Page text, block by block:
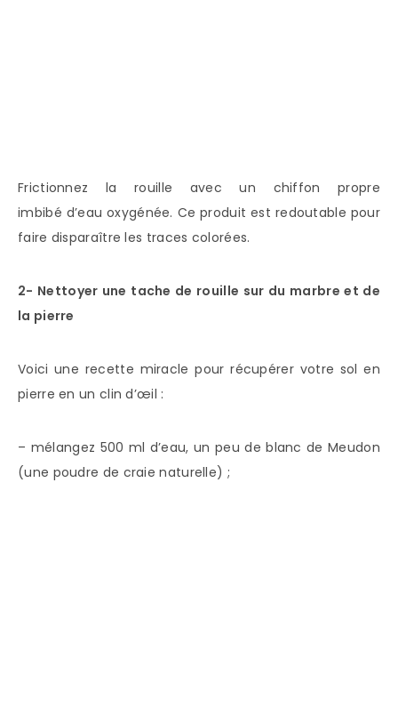
Frictionnez la rouille avec un chiffon propre
imbibé d’eau oxygénée. Ce produit est redoutable pour
faire disparaître les traces colorées.
2- Nettoyer une tache de rouille sur du marbre et de
la pierre
Voici une recette miracle pour récupérer votre sol en
pierre en un clin d’œil :
– mélangez 500 ml d’eau, un peu de blanc de Meudon
(une poudre de craie naturelle) ;